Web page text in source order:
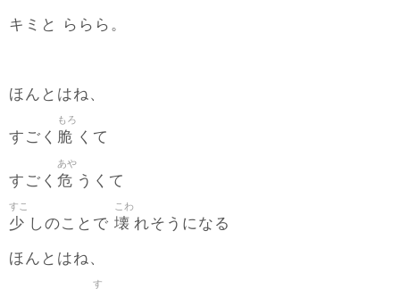
キミと ららら。
ほんとはね、
すごく 脆
もろ
くて
すごく 危
あや
うくて
少
すこ
しのことで 壊
こわ
れそうになる
ほんとはね、
す